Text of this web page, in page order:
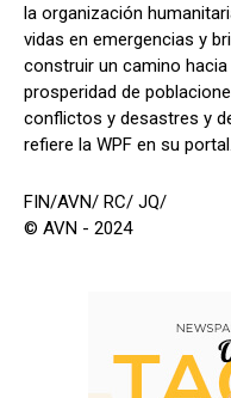
la organización
vidas en emergencias y
construir un camino
prosperidad de
conflictos y desastres y
refiere la WPF en su portal.
FIN/AVN/ RC/ JQ/
© AVN - 2024